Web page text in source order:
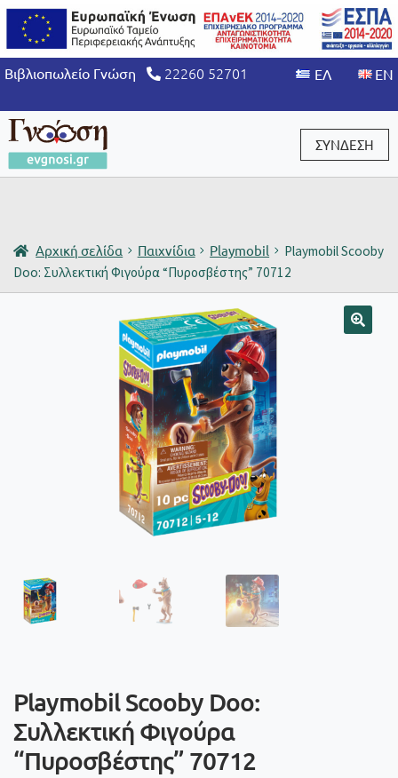
Βιβλιοπωλείο Γνώση 22260 52701
ΣΥΝΔΕΣΗ
Αρχική σελίδα Παιχνίδια Playmobil
Playmobil Scooby
Doo: Συλλεκτική Φιγούρα “Πυροσβέστης” 70712
Playmobil Scooby Doo:
Συλλεκτική Φιγούρα
“Πυροσβέστης” 70712